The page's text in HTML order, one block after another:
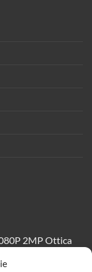
2MP Ottica
B320-VF